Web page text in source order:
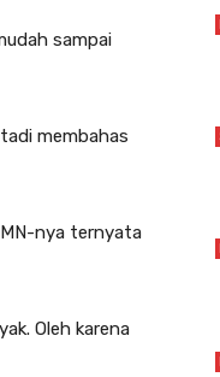
sampai
membahas
nya ternyata
Oleh karena